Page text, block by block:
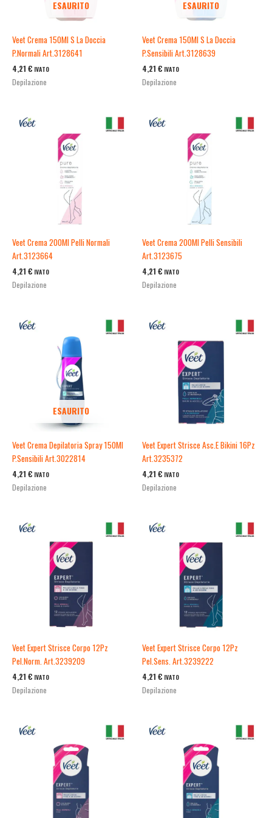
ESAURITO
Veet Crema 150Ml S La Doccia
P.Normali Art.3128641
4,21 € IVATO
Depilazione
ESAURITO
Veet Crema 150Ml S La Doccia
P.Sensibili Art.3128639
4,21 € IVATO
Depilazione
Veet Crema 200Ml Pelli Normali
Art.3123664
4,21 € IVATO
Depilazione
Veet Crema 200Ml Pelli Sensibili
Art.3123675
4,21 € IVATO
Depilazione
ESAURITO
Veet Crema Depilatoria Spray 150Ml
P.Sensibili Art.3022814
4,21 € IVATO
Depilazione
Veet Expert Strisce Asc.E Bikini 16Pz
Art.3235372
4,21 € IVATO
Depilazione
Veet Expert Strisce Corpo 12Pz
Pel.Norm. Art.3239209
4,21 € IVATO
Depilazione
Veet Expert Strisce Corpo 12Pz
Pel.Sens. Art.3239222
4,21 € IVATO
Depilazione